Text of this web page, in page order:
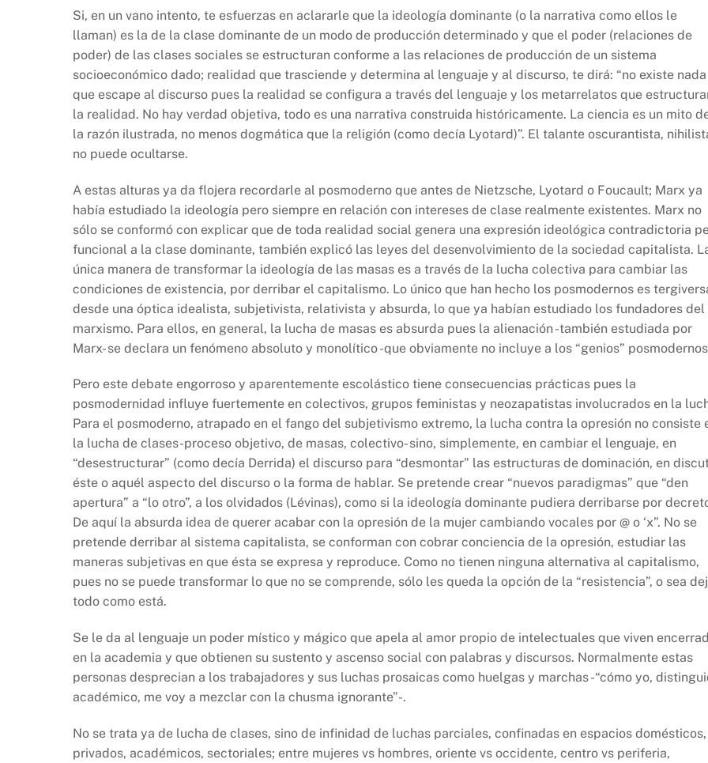
Si, en un vano intento, te esfuerzas en aclararle que la ideología dominante (o la narrativa como ellos le
llaman) es la de la clase dominante de un modo de producción determinado y que el poder (relaciones de
poder) de las clases sociales se estructuran conforme a las relaciones de producción de un sistema
socioeconómico dado; realidad que trasciende y determina al lenguaje y al discurso, te dirá: “no existe nada
que escape al discurso pues la realidad se configura a través del lenguaje y los metarrelatos que
la realidad. No hay verdad objetiva, todo es una narrativa construida históricamente. La ciencia es un mito
la razón ilustrada, no menos dogmática que la religión (como decía Lyotard)”. El talante oscurantista,
no puede ocultarse.
A estas alturas ya da flojera recordarle al posmoderno que antes de Nietzsche, Lyotard o Foucault; Marx ya
había estudiado la ideología pero siempre en relación con intereses de clase realmente existentes. Marx no
sólo se conformó con explicar que de toda realidad social genera una expresión ideológica contradictoria
funcional a la clase dominante, también explicó las leyes del desenvolvimiento de la sociedad capitalista.
única manera de transformar la ideología de las masas es a través de la lucha colectiva para cambiar las
condiciones de existencia, por derribar el capitalismo. Lo único que han hecho los posmodernos es
desde una óptica idealista, subjetivista, relativista y absurda, lo que ya habían estudiado los fundadores del
marxismo. Para ellos, en general, la lucha de masas es absurda pues la alienación -también estudiada por
Marx- se declara un fenómeno absoluto y monolítico -que obviamente no incluye a los “genios”
Pero este debate engorroso y aparentemente escolástico tiene consecuencias prácticas pues la
posmodernidad influye fuertemente en colectivos, grupos feministas y neozapatistas involucrados en la
Para el posmoderno, atrapado en el fango del subjetivismo extremo, la lucha contra la opresión no consiste
la lucha de clases-proceso objetivo, de masas, colectivo- sino, simplemente, en cambiar el lenguaje, en
“desestructurar” (como decía Derrida) el discurso para “desmontar” las estructuras de dominación, en
éste o aquél aspecto del discurso o la forma de hablar. Se pretende crear “nuevos paradigmas” que “den
apertura” a “lo otro”, a los olvidados (Lévinas), como si la ideología dominante pudiera derribarse por
De aquí la absurda idea de querer acabar con la opresión de la mujer cambiando vocales por @ o ‘x”. No se
pretende derribar al sistema capitalista, se conforman con cobrar conciencia de la opresión, estudiar las
maneras subjetivas en que ésta se expresa y reproduce. Como no tienen ninguna alternativa al capitalismo,
pues no se puede transformar lo que no se comprende, sólo les queda la opción de la “resistencia”, o sea
todo como está.
Se le da al lenguaje un poder místico y mágico que apela al amor propio de intelectuales que viven
en la academia y que obtienen su sustento y ascenso social con palabras y discursos. Normalmente estas
personas desprecian a los trabajadores y sus luchas prosaicas como huelgas y marchas -“cómo yo,
académico, me voy a mezclar con la chusma ignorante”-.
No se trata ya de lucha de clases, sino de infinidad de luchas parciales, confinadas en espacios domésticos,
privados, académicos, sectoriales; entre mujeres vs hombres, oriente vs occidente, centro vs periferia,